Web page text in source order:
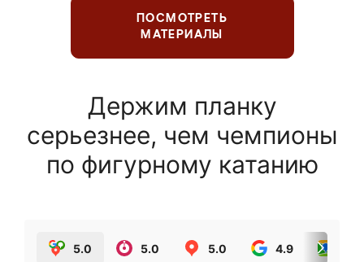
ПОСМОТРЕТЬ
МАТЕРИАЛЫ
Держим планку
серьезнее, чем чемпионы
по фигурному катанию
5.0 5.0 5.0 4.9